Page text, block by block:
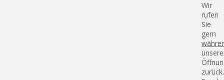
Wir
rufen
Sie
gern
zurück.